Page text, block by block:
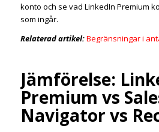
konto och se vad LinkedIn Premium
som ingår.
Relaterad artikel:Begränsningar i
Jämförelse:
Premium vs
Navigator vs